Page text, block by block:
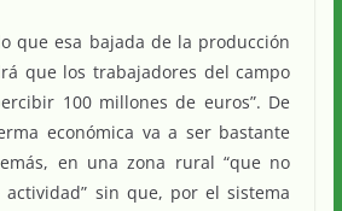
que esa bajada de la producción
que los trabajadores del campo
100 millones de euros”. De
económica va a ser bastante
en una zona rural “que no
sin que, por el sistema